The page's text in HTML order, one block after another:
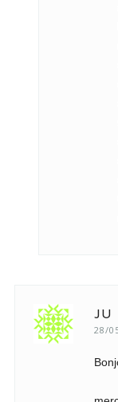
JU
28/